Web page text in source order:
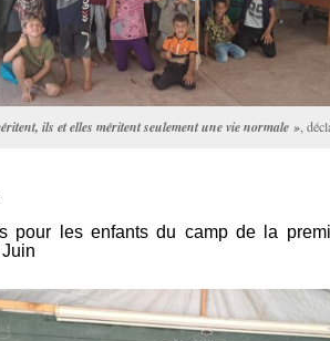
ils et elles méritent seulement une vie normale » ,
pour les enfants du camp de la